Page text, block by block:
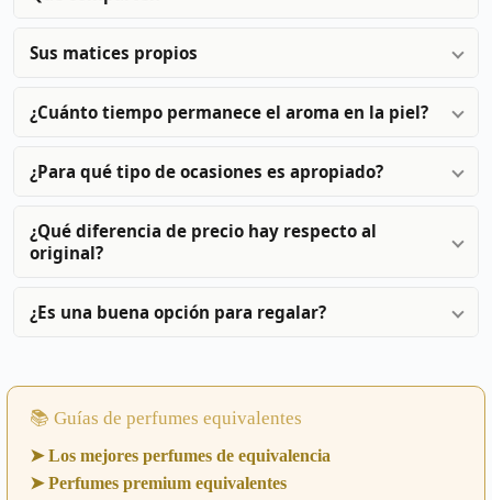
Sus matices propios
¿Cuánto tiempo permanece el aroma en la piel?
¿Para qué tipo de ocasiones es apropiado?
¿Qué diferencia de precio hay respecto al
original?
¿Es una buena opción para regalar?
📚 Guías de perfumes equivalentes
➤ Los mejores perfumes de equivalencia
➤ Perfumes premium equivalentes